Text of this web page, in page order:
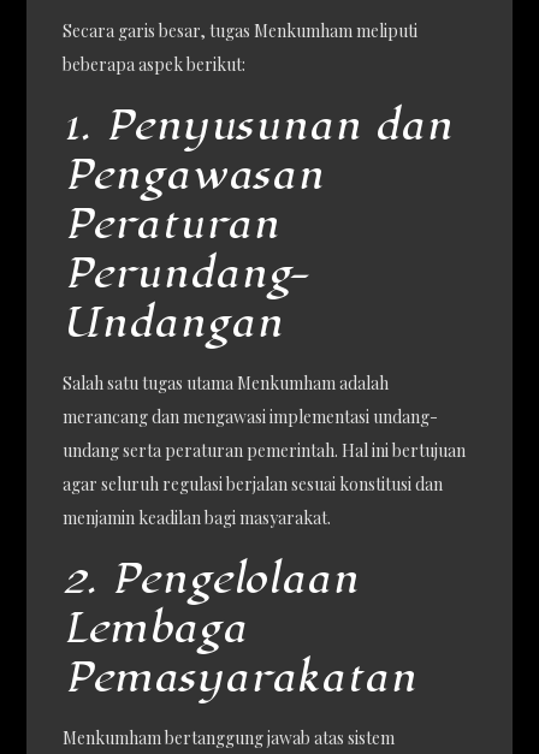
Secara garis besar, tugas Menkumham meliputi
beberapa aspek berikut:
1. Penyusunan dan
Pengawasan
Peraturan
Perundang-
Undangan
Salah satu tugas utama Menkumham adalah
merancang dan mengawasi implementasi undang-
undang serta peraturan pemerintah. Hal ini bertujuan
agar seluruh regulasi berjalan sesuai konstitusi dan
menjamin keadilan bagi masyarakat.
2. Pengelolaan
Lembaga
Pemasyarakatan
Menkumham bertanggung jawab atas sistem